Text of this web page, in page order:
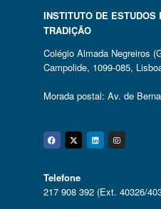
INSTITUTO DE ESTUDOS
TRADIÇÃO
Colégio Almada Negreiros
Campolide, 1099-085,
Morada postal: Av. de
Facebook
Twitter
Telefone
217 908 392 (Ext. 40326/